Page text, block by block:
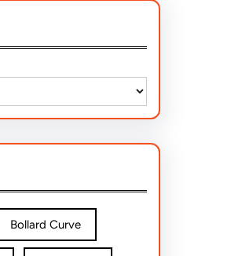
Bollard Curve